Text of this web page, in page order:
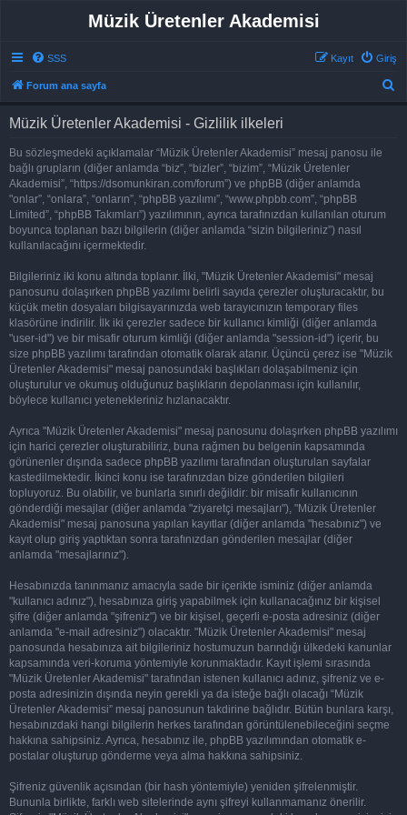
Müzik Üretenler Akademisi
SSS Giriş
Kayıt
Forum ana sayfa
Müzik Üretenler Akademisi - Gizlilik ilkeleri
Bu sözleşmedeki açıklamalar “Müzik Üretenler Akademisi” mesaj panosu ile
bağlı grupların (diğer anlamda “biz”, “bizler”, “bizim”, “Müzik Üretenler
Akademisi”, “https://dsomunkiran.com/forum”) ve phpBB (diğer anlamda
"onlar”, “onlara”, “onların”, “phpBB yazılımı”, “www.phpbb.com”, “phpBB
Limited”, “phpBB Takımları”) yazılımının, ayrıca tarafınızdan kullanılan oturum
boyunca toplanan bazı bilgilerin (diğer anlamda “sizin bilgileriniz”) nasıl
kullanılacağını içermektedir.
Bilgileriniz iki konu altında toplanır. İlki, "Müzik Üretenler Akademisi" mesaj
panosunu dolaşırken phpBB yazılımı belirli sayıda çerezler oluşturacaktır, bu
küçük metin dosyaları bilgisayarınızda web tarayıcınızın temporary files
klasörüne indirilir. İlk iki çerezler sadece bir kullanıcı kimliği (diğer anlamda
"user-id") ve bir misafir oturum kimliği (diğer anlamda "session-id") içerir, bu
size phpBB yazılımı tarafından otomatik olarak atanır. Üçüncü çerez ise "Müzik
Üretenler Akademisi" mesaj panosundaki başlıkları dolaşabilmeniz için
oluşturulur ve okumuş olduğunuz başlıkların depolanması için kullanılır,
böylece kullanıcı yetenekleriniz hızlanacaktır.
Ayrıca "Müzik Üretenler Akademisi" mesaj panosunu dolaşırken phpBB yazılımı
için harici çerezler oluşturabiliriz, buna rağmen bu belgenin kapsamında
görünenler dışında sadece phpBB yazılımı tarafından oluşturulan sayfalar
kastedilmektedir. İkinci konu ise tarafınızdan bize gönderilen bilgileri
topluyoruz. Bu olabilir, ve bunlarla sınırlı değildir: bir misafir kullanıcının
gönderdiği mesajlar (diğer anlamda "ziyaretçi mesajları"), "Müzik Üretenler
Akademisi" mesaj panosuna yapılan kayıtlar (diğer anlamda "hesabınız") ve
kayıt olup giriş yaptıktan sonra tarafınızdan gönderilen mesajlar (diğer
anlamda "mesajlarınız").
Hesabınızda tanınmanız amacıyla sade bir içerikte isminiz (diğer anlamda
"kullanıcı adınız"), hesabınıza giriş yapabilmek için kullanacağınız bir kişisel
şifre (diğer anlamda "şifreniz") ve bir kişisel, geçerli e-posta adresiniz (diğer
anlamda "e-mail adresiniz") olacaktır. "Müzik Üretenler Akademisi" mesaj
panosunda hesabınıza ait bilgileriniz hostumuzun barındığı ülkedeki kanunlar
kapsamında veri-koruma yöntemiyle korunmaktadır. Kayıt işlemi sırasında
"Müzik Üretenler Akademisi" tarafından istenen kullanıcı adınız, şifreniz ve e-
posta adresinizin dışında neyin gerekli ya da isteğe bağlı olacağı “Müzik
Üretenler Akademisi” mesaj panosunun takdirine bağlıdır. Bütün bunlara karşı,
hesabınızdaki hangi bilgilerin herkes tarafından görüntülenebileceğini seçme
hakkına sahipsiniz. Ayrıca, hesabınız ile, phpBB yazılımından otomatik e-
postalar oluşturup gönderme veya alma hakkına sahipsiniz.
Şifreniz güvenlik açısından (bir hash yöntemiyle) yeniden şifrelenmiştir.
Bununla birlikte, farklı web sitelerinde aynı şifreyi kullanmamanız önerilir.